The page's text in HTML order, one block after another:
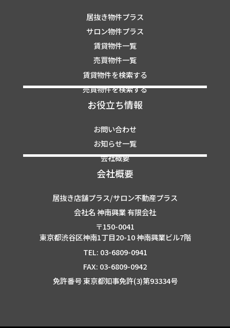
居抜き物件プラス
サロン物件プラス
賃貸物件一覧
売買物件一覧
賃貸物件を検索する
売買物件を検索する
お役立ち情報
お問い合わせ
お知らせ一覧
会社概要
会社概要
居抜き店舗プラス/サロン不動産プラス
会社名 神南興業 有限会社
〒150-0041
東京都渋谷区神南1丁目20-10 神南興業ビル7階
TEL: 03-6809-0941
FAX: 03-6809-0942
免許番号 東京都知事免許(3)第93334号